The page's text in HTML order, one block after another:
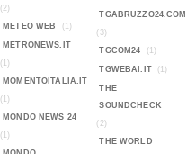
(2)
METEO WEB
(1)
METRONEWS.IT
(1)
MOMENTOITALIA.IT
(1)
MONDO NEWS 24
(1)
TGABRUZZO24.COM
(3)
TGCOM24
(1)
TGWEBAI.IT (1)
THE
SOUNDCHECK
(2)
THE WORLD